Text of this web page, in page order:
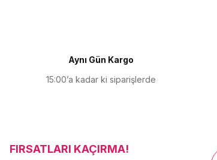
Bu ürüne benzer farklı alternatifler olmalı.
Aynı Gün Kargo
15:00’a kadar ki siparişlerde
FIRSATLARI KAÇIRMA!